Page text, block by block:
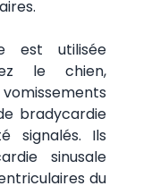
est utilisée
le chien,
bradycardie
signalés. Ils
sinusale
du